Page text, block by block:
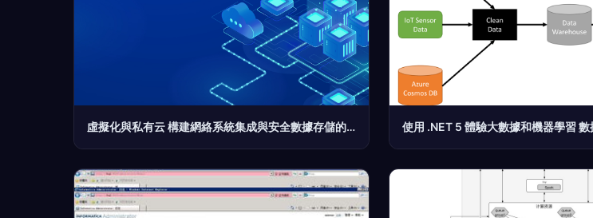
虛擬化與私有云 構建網絡系統集成與安全數據存儲的基石